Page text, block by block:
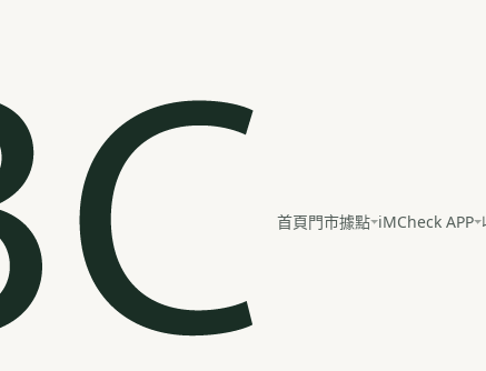
首頁門市據點 iMCheck APP